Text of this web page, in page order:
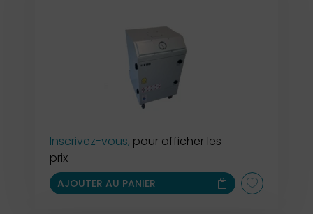
Inscrivez-vous, pour afficher les
prix
AJOUTER AU PANIER